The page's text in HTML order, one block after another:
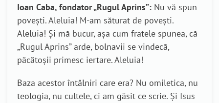
Ioan Caba, fondator „Rugul Aprins”: Nu vă spun
povești. Aleluia! M-am săturat de povești.
Aleluia! Și mă bucur, așa cum fratele spunea, că
„Rugul Aprins” arde, bolnavii se vindecă,
păcătoșii primesc iertare. Aleluia!
Baza acestor întâlniri care era? Nu omiletica, nu
teologia, nu cultele, ci am găsit ce scrie. Și Isus